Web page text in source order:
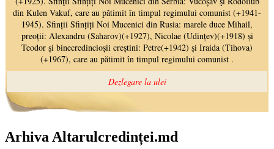
Arhiva Altarulcredinței.md